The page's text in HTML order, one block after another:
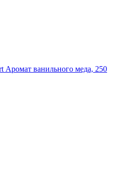
Аромат ванильного меда, 250